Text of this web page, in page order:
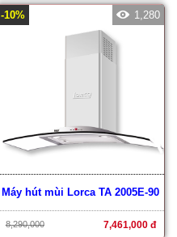
-10% 1,280
Máy hút mùi Lorca TA 2005E-90
8,290,000 7,461,000 đ